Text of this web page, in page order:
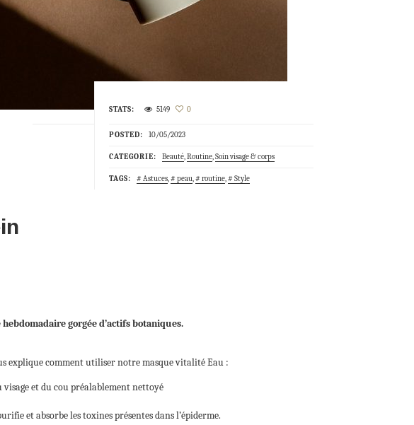
STATS: 5149 0
POSTED: 10/05/2023
CATEGORIE: Beauté,Routine,Soin visage & corps
TAGS: Astuces, peau, routine, Style
gorgée d’actifs botaniques.
explique comment utiliser notre masque vitalité Eau :
visage et du cou préalablement nettoyé
et absorbe les toxines présentes dans l’épiderme.